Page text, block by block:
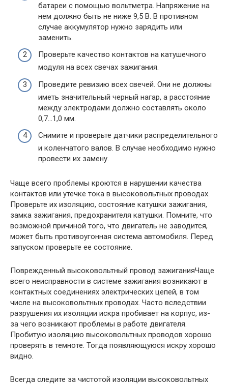
батареи с помощью вольтметра. Напряжение на
нем должно быть не ниже 9,5 В. В противном
случае аккумулятор нужно зарядить или
заменить.
Проверьте качество контактов на катушечного
модуля на всех свечах зажигания.
Проведите ревизию всех свечей. Они не должны
иметь значительный черный нагар, а расстояние
между электродами должно составлять около
0,7…1,0 мм.
Снимите и проверьте датчики распределительного
и коленчатого валов. В случае необходимо нужно
провести их замену.
Чаще всего проблемы кроются в нарушении качества
контактов или утечке тока в высоковольтных проводах.
Проверьте их изоляцию, состояние катушки зажигания,
замка зажигания, предохранителя катушки. Помните, что
возможной причиной того, что двигатель не заводится,
может быть противоугонная система автомобиля. Перед
запуском проверьте ее состояние.
Поврежденный высоковольтный провод зажиганияЧаще
всего неисправности в системе зажигания возникают в
контактных соединениях электрических цепей, в том
числе на высоковольтных проводах. Часто вследствии
разрушения их изоляции искра пробивает на корпус, из-
за чего возникают проблемы в работе двигателя.
Пробитую изоляцию высоковольтных проводов хорошо
проверять в темноте. Тогда появляющуюся искру хорошо
видно.
Всегда следите за чистотой изоляции высоковольтных